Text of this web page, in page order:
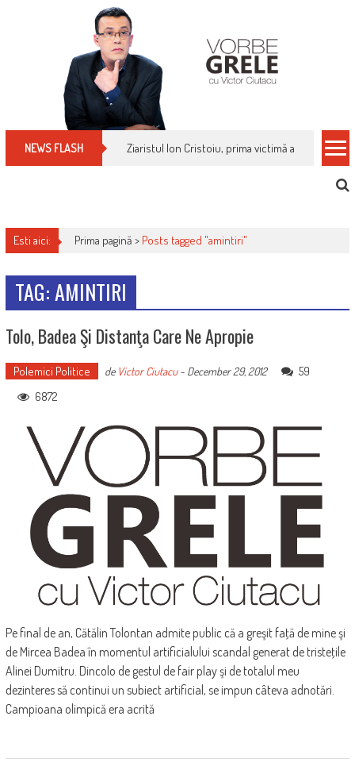
NEWS FLASH Ziaristul Ion Cristoiu, prima victimă a noi
Esti aici: Prima pagină > Posts tagged "amintiri"
TAG: AMINTIRI
Tolo, Badea Şi Distanţa Care Ne Apropie
Polemici Politice de Victor Ciutacu- December 29, 2012
59
6872
Pe final de an, Cătălin Tolontan admite public că a greşit faţă de mine şi
de Mircea Badea în momentul artificialului scandal generat de tristeţile
Alinei Dumitru. Dincolo de gestul de fair play şi de totalul meu
dezinteres să continui un subiect artificial, se impun câteva adnotări.
Campioana olimpică era acrită